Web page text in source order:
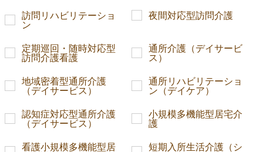
訪問リハビリテーショ
ン
夜間対応型訪問介護
定期巡回・随時対応型
訪問介護看護
通所介護（デイサービ
ス）
地域密着型通所介護
（デイサービス）
通所リハビリテーショ
ン（デイケア）
認知症対応型通所介護
（デイサービス）
小規模多機能型居宅介
護
看護小規模多機能型居
短期入所生活介護（シ